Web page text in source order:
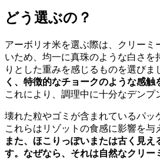
どう選ぶの？
アーボリオ米を選ぶ際は、クリーミ
いため、均一に真珠のような白さを
りとした重みを感じるものを選びま
く、特徴的なチョークのような感触
これにより、調理中に十分なデンプ
壊れた粒やゴミが含まれているパッ
これらはリゾットの食感に影響を与
また、ほこりっぽいまたは古く見え
す。なぜなら、それは自然なクリー